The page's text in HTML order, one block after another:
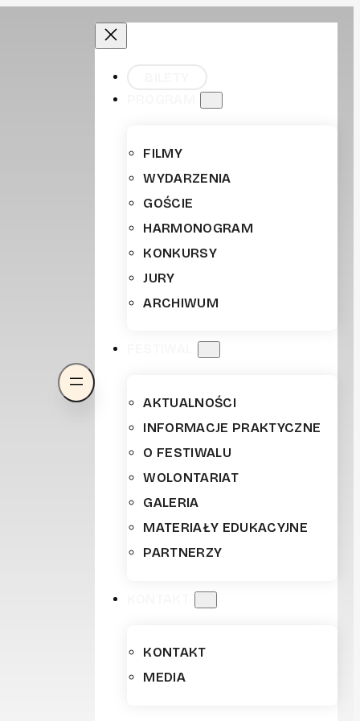
FILMY
WYDARZENIA
GOŚCIE
HARMONOGRAM
KONKURSY
JURY
ARCHIWUM
AKTUALNOŚCI
INFORMACJE PRAKTYCZNE
O FESTIWALU
WOLONTARIAT
GALERIA
MATERIAŁY EDUKACYJNE
PARTNERZY
KONTAKT
MEDIA